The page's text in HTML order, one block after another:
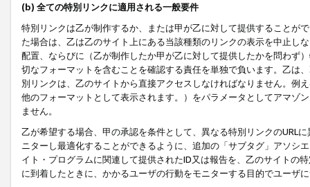
(b) 全ての特別リンクに適用される一般要件
特別リンクは乙が制作するか、または甲が乙に対して提供することが
た場合は、乙は乙のサイト上にある当該種類のリンクの表示を中止し
配置、ならびに（乙が制作したか甲が乙に対して提供したかを問わず
切なフォーマットを含むことを確認する責任を単独で負います。乙は
別リンクは、乙のサイトから直接アクセスしなければなりません。例
他のフォーマットとして表示されます。）をパラメータとしてアマゾ
ません。
乙が希望する場合、甲の承認を条件として、異なる特別リンクのURL
ニターし最適化することができるように、追加の「サブタグ」アソシ
イト・プログラムに関連して提供されたID又は報告を、乙のサイトの
に到着したときに、かかるユーザの行動をモニターする目的でユーザ